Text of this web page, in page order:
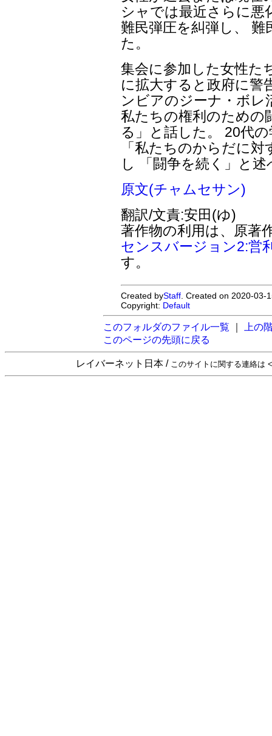
シャでは最近さらに悪
難民弾圧を糾弾し、
た。
集会に参加した女性た
に拡大すると政府に警
ンビアのジーナ・ボレ
私たちの権利のための
る」と話した。 20代
「私たちのからだに
し 「闘争を続く」と述
原文(チャムセサン)
翻訳/文責:安田(ゆ)
著作物の利用は、原著
センスバージョン2:営
す。
Created byStaff. Created on 2020-03-
Copyright: Default
このフォルダのファイル一覧
上の
このページの先頭に戻る
レイバーネット日本 / このサイトに関する連絡は